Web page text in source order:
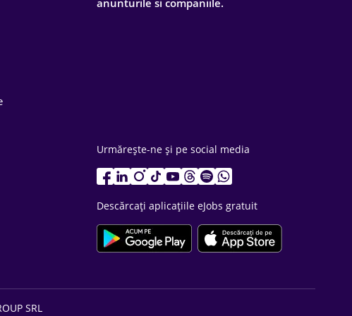
anunturile si companiile.
Urmărește-ne și pe social media
Descărcați aplicațiile eJobs gratuit
SRL